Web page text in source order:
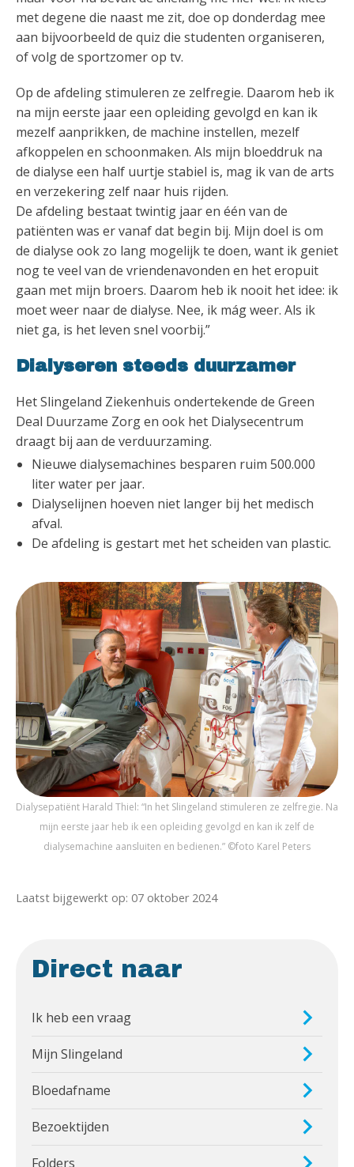
met degene die naast me zit, doe op donderdag mee
aan bijvoorbeeld de quiz die studenten organiseren,
of volg de sportzomer op tv.
Op de afdeling stimuleren ze zelfregie. Daarom heb ik
na mijn eerste jaar een opleiding gevolgd en kan ik
mezelf aanprikken, de machine instellen, mezelf
afkoppelen en schoonmaken. Als mijn bloeddruk na
de dialyse een half uurtje stabiel is, mag ik van de arts
en verzekering zelf naar huis rijden.
De afdeling bestaat twintig jaar en één van de
patiënten was er vanaf dat begin bij. Mijn doel is om
de dialyse ook zo lang mogelijk te doen, want ik geniet
nog te veel van de vriendenavonden en het eropuit
gaan met mijn broers. Daarom heb ik nooit het idee: ik
moet weer naar de dialyse. Nee, ik mág weer. Als ik
niet ga, is het leven snel voorbij.”
Dialyseren steeds duurzamer
Het Slingeland Ziekenhuis ondertekende de Green
Deal Duurzame Zorg en ook het Dialysecentrum
draagt bij aan de verduurzaming.
Nieuwe dialysemachines besparen ruim 500.000
liter water per jaar.
Dialyselijnen hoeven niet langer bij het medisch
afval.
De afdeling is gestart met het scheiden van plastic.
Dialysepatiënt Harald Thiel: “In het Slingeland stimuleren ze zelfregie. Na
mijn eerste jaar heb ik een opleiding gevolgd en kan ik zelf de
dialysemachine aansluiten en bedienen.” ©foto Karel Peters
Laatst bijgewerkt op: 07 oktober 2024
Direct naar
Ik heb een vraag
Mijn Slingeland
Bloedafname
Bezoektijden
Folders